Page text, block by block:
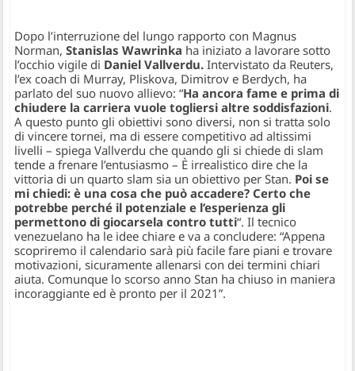
Dopo l’interruzione del lungo rapporto con Magnus
Norman,Stanislas Wawrinka ha iniziato a lavorare sotto
l’occhio vigile di Daniel Vallverdu.Intervistato da Reuters,
l’ex coach di Murray, Pliskova, Dimitrov e Berdych, ha
parlato del suo nuovo allievo:“Ha ancora fame e prima di
chiudere la carriera vuole togliersi altre soddisfazioni.
A questo punto gli obiettivi sono diversi, non si tratta solo
di vincere tornei, ma di essere competitivo ad altissimi
livelli –spiega Vallverdu che quando gli si chiede di slam
tende a frenare l’entusiasmo – È irrealistico dire che la
vittoria di un quarto slam sia un obiettivo per Stan. Poi se
mi chiedi: è una cosa che può accadere? Certo che
potrebbe perché il potenziale e l’esperienza gli
permettono di giocarsela contro tutti“.Il tecnico
venezuelano ha le idee chiare e va a concludere:“Appena
scopriremo il calendario sarà più facile fare piani e trovare
motivazioni, sicuramente allenarsi con dei termini chiari
aiuta. Comunque lo scorso anno Stan ha chiuso in maniera
incoraggiante ed è pronto per il 2021”.